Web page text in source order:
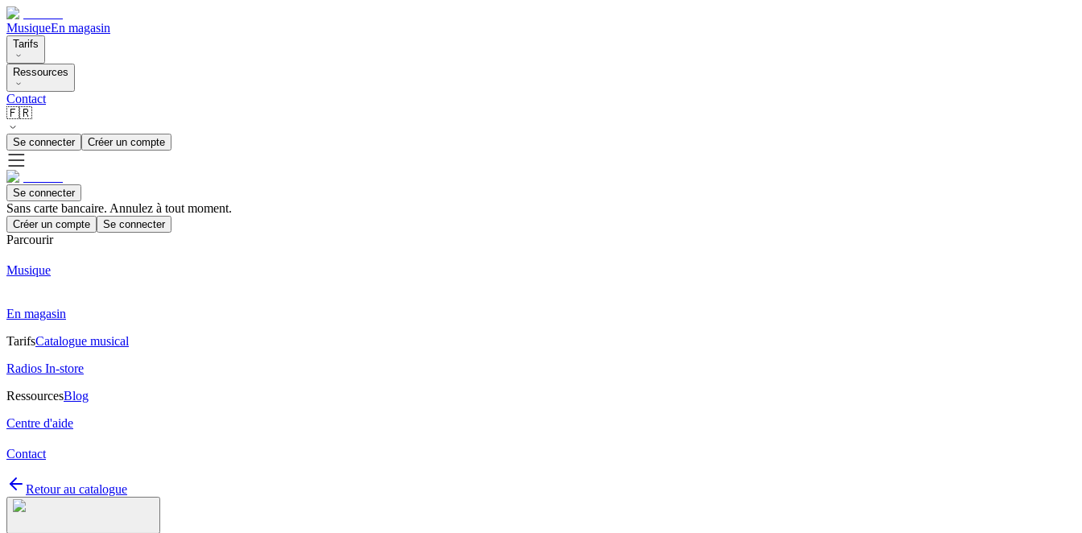
MusiqueEn magasin
Tarifs
Ressources
Contact
🇫🇷
Se connecter Créer un compte
Se connecter
Sans carte bancaire. Annulez à tout moment.
Créer un compte Se connecter
Parcourir
Musique
En magasin
TarifsCatalogue musical
Radios In-store
RessourcesBlog
Centre d'aide
Contact
Retour au catalogue